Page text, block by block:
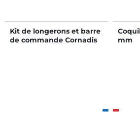
Kit de longerons et barre
de commande Cornadis
mm